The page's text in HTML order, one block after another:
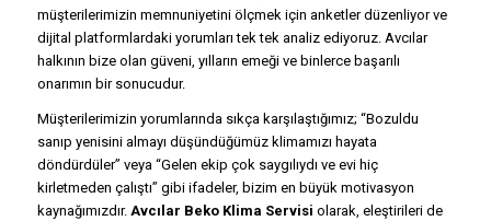
müşterilerimizin memnuniyetini ölçmek için anketler düzenliyor ve
dijital platformlardaki yorumları tek tek analiz ediyoruz. Avcılar
halkının bize olan güveni, yılların emeği ve binlerce başarılı
onarımın bir sonucudur.
Müşterilerimizin yorumlarında sıkça karşılaştığımız; “Bozuldu
sanıp yenisini almayı düşündüğümüz klimamızı hayata
döndürdüler” veya “Gelen ekip çok saygılıydı ve evi hiç
kirletmeden çalıştı” gibi ifadeler, bizim en büyük motivasyon
kaynağımızdır. Avcılar Beko Klima Servisi olarak, eleştirileri de